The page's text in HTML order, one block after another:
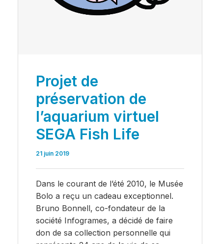
Projet de
préservation de
l’aquarium virtuel
SEGA Fish Life
21 juin 2019
Dans le courant de l’été 2010, le Musée
Bolo a reçu un cadeau exceptionnel.
Bruno Bonnell, co-fondateur de la
société Infogrames, a décidé de faire
don de sa collection personnelle qui